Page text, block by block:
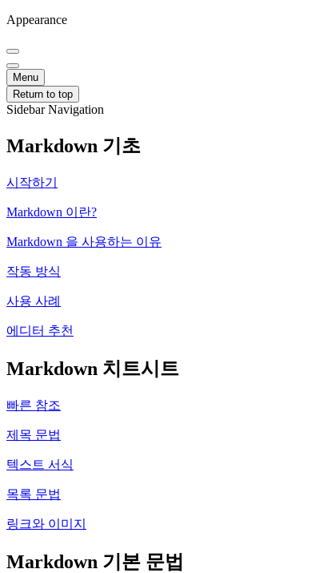
Appearance
Menu
Return to top
Sidebar Navigation
Markdown 기초
시작하기
Markdown 이란?
Markdown 을 사용하는 이유
작동 방식
사용 사례
에디터 추천
Markdown 치트시트
빠른 참조
제목 문법
텍스트 서식
목록 문법
링크와 이미지
Markdown 기본 문법